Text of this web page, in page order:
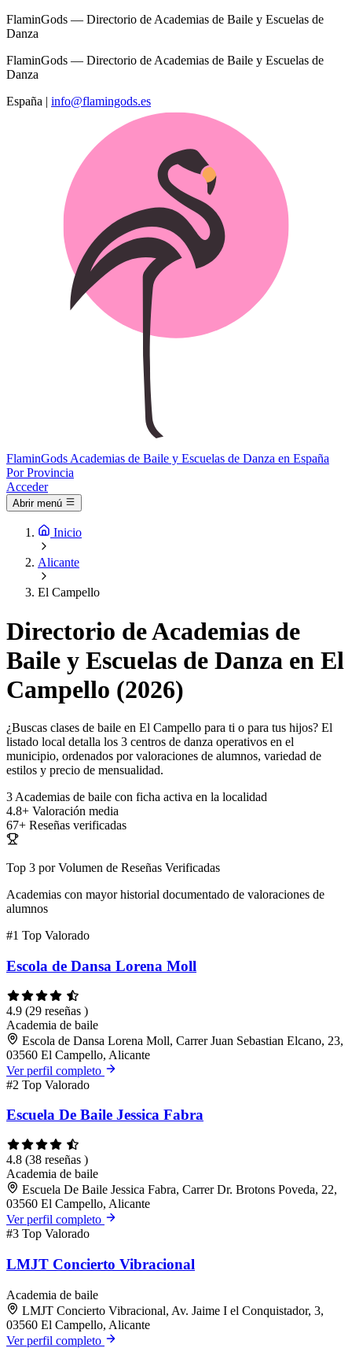
FlaminGods — Directorio de Academias de Baile y Escuelas de
Danza
FlaminGods — Directorio de Academias de Baile y Escuelas de
Danza
España | info@flamingods.es
FlaminGods Academias de Baile y Escuelas de Danza en España
Por Provincia
Acceder
Abrir menú
Inicio
Alicante
El Campello
Directorio de Academias de
Baile y Escuelas de Danza en El
Campello (2026)
¿Buscas clases de baile en El Campello para ti o para tus hijos? El
listado local detalla los 3 centros de danza operativos en el
municipio, ordenados por valoraciones de alumnos, variedad de
estilos y precio de mensualidad.
3 Academias de baile con ficha activa en la localidad
4.8+ Valoración media
67+ Reseñas verificadas
Top 3 por Volumen de Reseñas Verificadas
Academias con mayor historial documentado de valoraciones de
alumnos
#1 Top Valorado
Escola de Dansa Lorena Moll
4.9 (29 reseñas )
Academia de baile
Escola de Dansa Lorena Moll, Carrer Juan Sebastian Elcano, 23,
03560 El Campello, Alicante
Ver perfil completo
#2 Top Valorado
Escuela De Baile Jessica Fabra
4.8 (38 reseñas )
Academia de baile
Escuela De Baile Jessica Fabra, Carrer Dr. Brotons Poveda, 22,
03560 El Campello, Alicante
Ver perfil completo
#3 Top Valorado
LMJT Concierto Vibracional
Academia de baile
LMJT Concierto Vibracional, Av. Jaime I el Conquistador, 3,
03560 El Campello, Alicante
Ver perfil completo